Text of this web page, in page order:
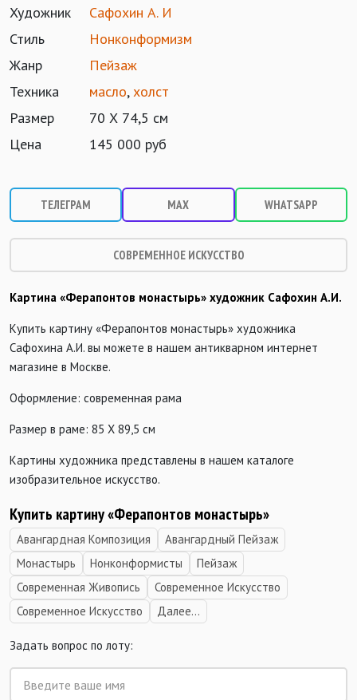
Художник
Сафохин А. И
Стиль
Нонконформизм
Жанр
Пейзаж
Техника
масло,холст
Размер
70 Х 74,5 см
Цена
145 000 руб
ТЕЛЕГРАМ MAX WHATSAPP
СОВРЕМЕННОЕ ИСКУССТВО
Картина «Ферапонтов монастырь» художник Сафохин А.И.
Купить картину «Ферапонтов монастырь» художника
Сафохина А.И. вы можете в нашем антикварном интернет
магазине в Москве.
Оформление: современная рама
Размер в раме: 85 Х 89,5 см
Картины художника представлены в нашем каталоге
изобразительное искусство.
Купить картину «Ферапонтов монастырь»
Авангардная Композиция
Авангардный Пейзаж
Монастырь
Нонконформисты
Пейзаж
Современная Живопись
Современное Искусство
Современное Искусство
Далее...
Задать вопрос по лоту: